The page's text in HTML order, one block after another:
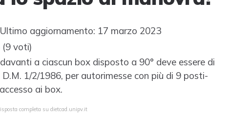
aggiornamento: 17 marzo 2023
(9 voti)
a ciascun box disposto a 90° deve essere di
1/2/1986, per autorimesse con più di 9 posti-
ai box.
completa su dietcad.unipv.it